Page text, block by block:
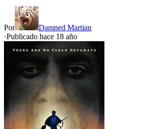
Por
Damned Martian
·Publicado hace 18 año